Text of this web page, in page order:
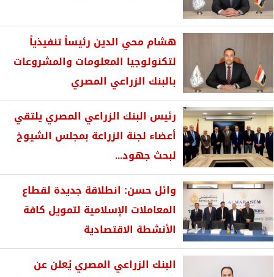
هشام محي الدين رئيساً تنفيذياً
لتكنولوجيا المعلومات والمشروعات
بالبنك الزراعي المصري
رئيس البنك الزراعي المصري يلتقي
أعضاء لجنة الزراعة بمجلس الشيوخ
لبحث جهود...
وائل حسن: انطلاقة جديدة لقطاع
المعاملات الإسلامية لتمويل كافة
الأنشطة الاقتصادية
البنك الزراعي المصري يُعلن عن